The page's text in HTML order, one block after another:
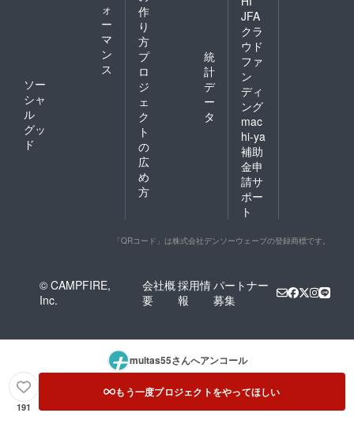
ォ
ー
マ
ン
ス
ソー
シャ
ル
グッ
ド
作
り
方
プ
ロ
ジ
ェ
ク
ト
の
広
め
方
統
計
デ
ー
タ
JFA
クラ
ウド
ファ
ン
ディ
ング
mac
hi-ya
補助
金申
請サ
ポー
ト
「QRコード」は株式会社デンソーウェーブの登録商標です。
© CAMPFIRE,
Inc.
会社概
要
採用情
報
パートナー
募集
multas55さんへアンコール
191
もう一度プロジェクトをやってほしい